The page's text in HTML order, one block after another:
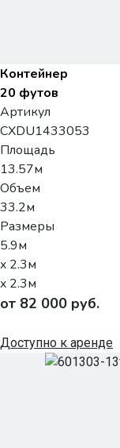
Контейнер
20 футов
Артикул
CXDU1433053
Площадь
13.57м
Объем
33.2м
Размеры
5.9м
x 2.3м
x 2.3м
от 82 000 руб.
Доступно к аренде